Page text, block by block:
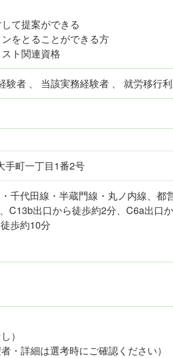
て提案ができる
をとることができる方
ト関連資格
験者 、 当該実務経験者 、 就労移行
手町一丁目1番2号
千代田線・半蔵門線・丸ノ内線、都
C13b出口から徒歩約2分、C6a出口
歩約10分
）
・詳細は選考時にご確認ください）